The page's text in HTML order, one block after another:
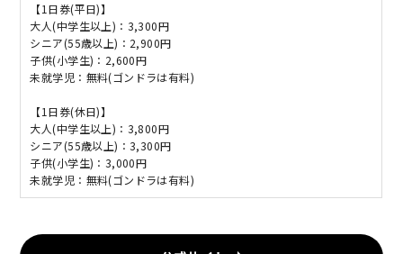
【1日券(平日)】
大人(中学生以上)：3,300円
シニア(55歳以上)：2,900円
子供(小学生)：2,600円
未就学児：無料(ゴンドラは有料)
【1日券(休日)】
大人(中学生以上)：3,800円
シニア(55歳以上)：3,300円
子供(小学生)：3,000円
未就学児：無料(ゴンドラは有料)